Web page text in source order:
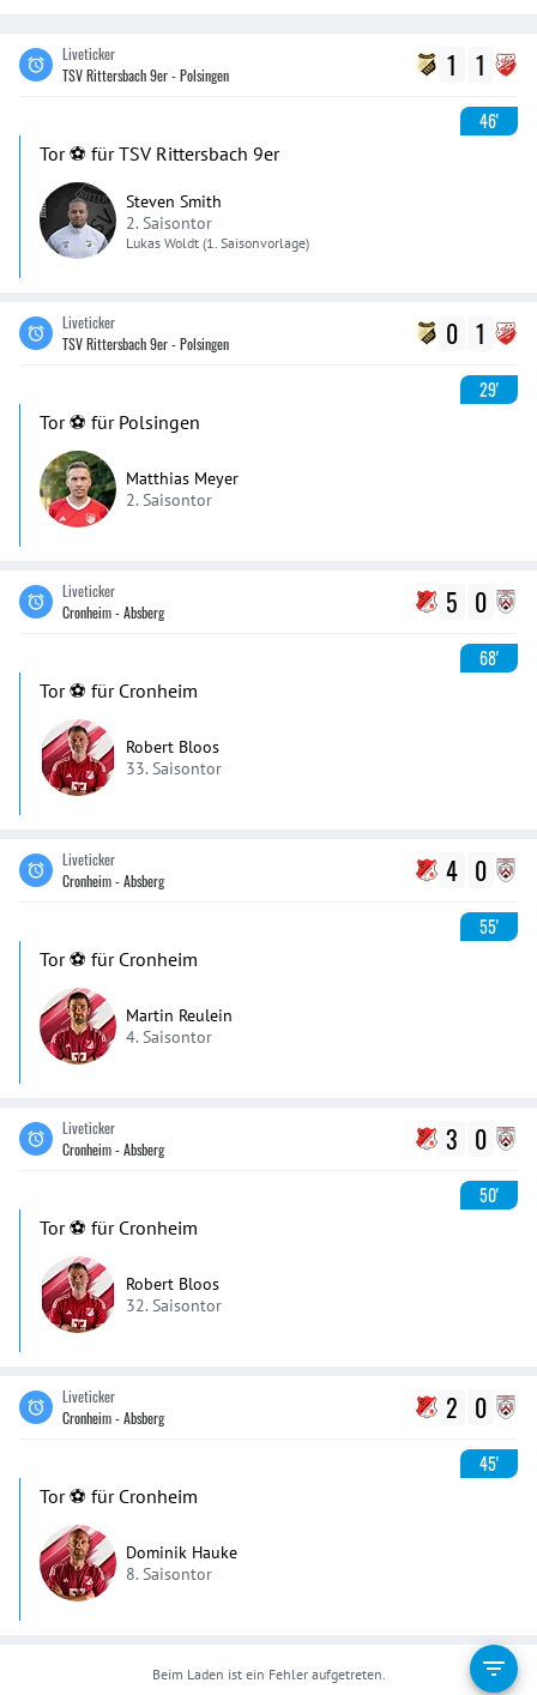
Liveticker
TSV Rittersbach 9er - Polsingen
1 1
46'
Tor ⚽️ für TSV Rittersbach 9er
Steven Smith
2. Saisontor
Lukas Woldt (1. Saisonvorlage)
Liveticker
TSV Rittersbach 9er - Polsingen
0 1
29'
Tor ⚽️ für Polsingen
Matthias Meyer
2. Saisontor
Liveticker
Cronheim - Absberg
5 0
68'
Tor ⚽️ für Cronheim
Robert Bloos
33. Saisontor
Liveticker
Cronheim - Absberg
4 0
55'
Tor ⚽️ für Cronheim
Martin Reulein
4. Saisontor
Liveticker
Cronheim - Absberg
3 0
50'
Tor ⚽️ für Cronheim
Robert Bloos
32. Saisontor
Liveticker
Cronheim - Absberg
2 0
45'
Tor ⚽️ für Cronheim
Dominik Hauke
8. Saisontor
Beim Laden ist ein Fehler aufgetreten.